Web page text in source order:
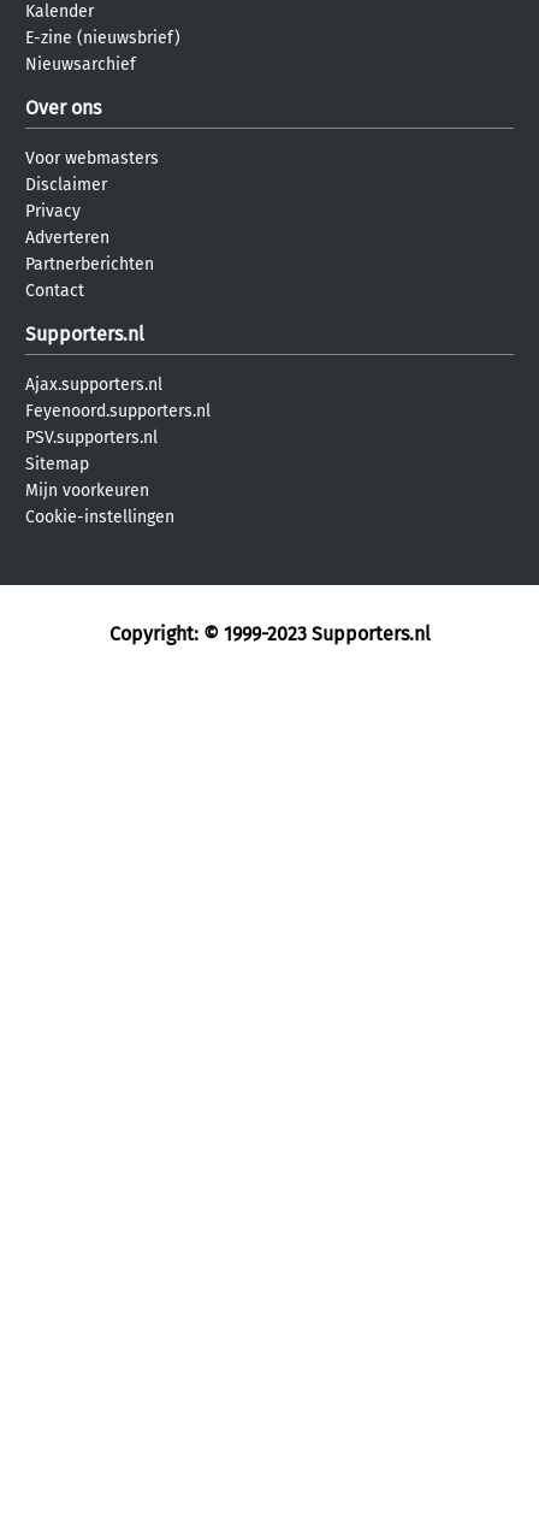
Kalender
E-zine (nieuwsbrief)
Nieuwsarchief
Over ons
Voor webmasters
Disclaimer
Privacy
Adverteren
Partnerberichten
Contact
Supporters.nl
Ajax.supporters.nl
Feyenoord.supporters.nl
PSV.supporters.nl
Sitemap
Mijn voorkeuren
Cookie-instellingen
Copyright: © 1999-2023 Supporters.nl